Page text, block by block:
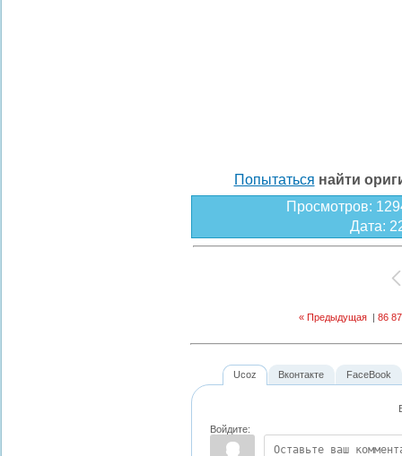
Попытаться найти
Просмотров:
Дата:
« Предыдущая | 86 87
Ucoz
Войдите:
Вконтакте FaceBook